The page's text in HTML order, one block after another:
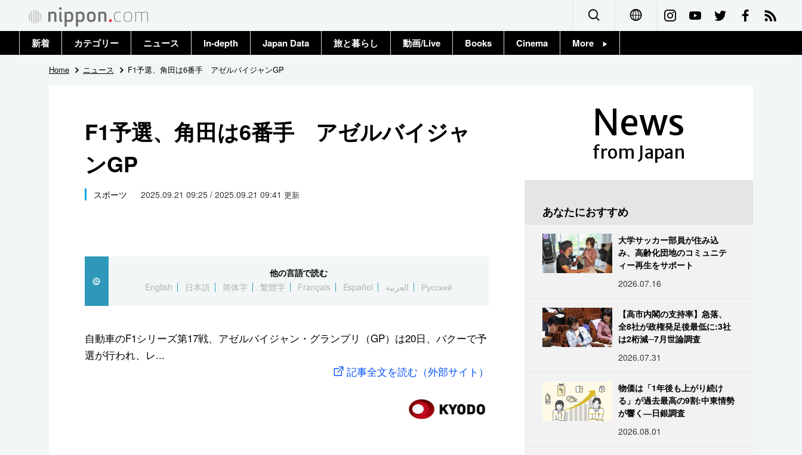
Français
新着 カテゴリー
政治・外交
国際
社会
文化
スポーツ・東京2020
ニュース
トップ
In-depth Japan Data 旅と暮らし 動画/Live Books Cinema More
Home ニュース F1予選、角田は6番手 アゼルバイジャンGP
F1予選、角田は6番手 アゼルバイジャ
ンGP
スポーツ 2025.09.21 09:25 / 2025.09.21 09:41 更新
他の言語で読む
English
日本語 简体字 繁體字 Français Español العربية Русский
自動車のF1シリーズ第17戦、アゼルバイジャン・グランプリ（GP）は20日、バクーで予
選が行われ、レ...
記事全文を読む（外部サイト）
News
from Japan
あなたにおすすめ
大学サッカー部員が住み込
み、高齢化団地のコミュニテ
ィー再生をサポート
2026.07.16
【高市内閣の支持率】急落、
全8社が政権発足後最低に:3社
は2桁減─7月世論調査
2026.07.31
物価は「1年後も上がり続け
る」が過去最高の9割:中東情勢
が響く―日銀調査
2026.08.01